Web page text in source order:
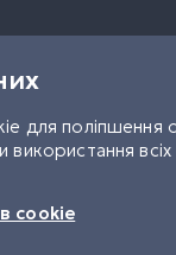
поліпшення
cookie